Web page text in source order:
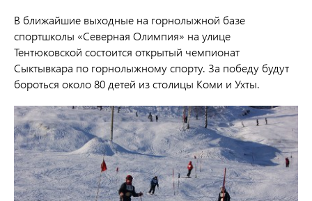
В ближайшие выходные на горнолыжной базе
спортшколы «Северная Олимпия» на улице
Тентюковской состоится открытый чемпионат
Сыктывкара по горнолыжному спорту. За победу будут
бороться около 80 детей из столицы Коми и Ухты.